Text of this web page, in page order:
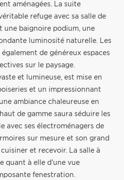
aménagées. La suite
refuge avec sa salle de
une baignoire podium, une
luminosité naturelle. Les
de généreux espaces
sur le paysage.
et lumineuse, est mise en
et un impressionnant
ambiance chaleureuse en
de gamme saura séduire les
avec ses électroménagers de
sur mesure et son grand
et recevoir. La salle à
quant à elle d'une vue
fenestration.